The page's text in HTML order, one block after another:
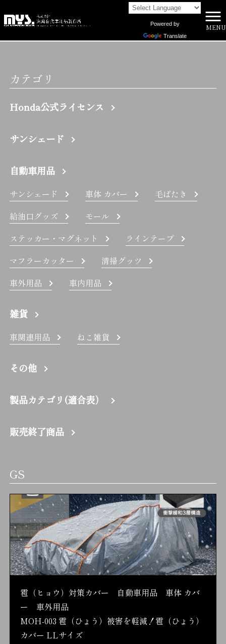
Powered by
Translate
MENU
GS | 株式会社向島自動車用品製作所
カテゴリ
Honda公式ライセンス
サンシェード
自動車用品
サンシェード 車体 カバー
毛ばたき
給油口グッズ
モール
ステッカー・マグネット
ラインテープ
マフラーカッター
清掃グッツ
車外用品
車内用品
雑貨
車関連用品 ねこ雑貨
その他
製品カテゴリ(適合表）
販売終了商品
GS
雹（ヒョウ）対策カバー 自動車用品 車体 カバ
ー 車外用品
MOH-003 雹（ひょう）被害を軽減！雹（ひょう）
カバー LLサイズ